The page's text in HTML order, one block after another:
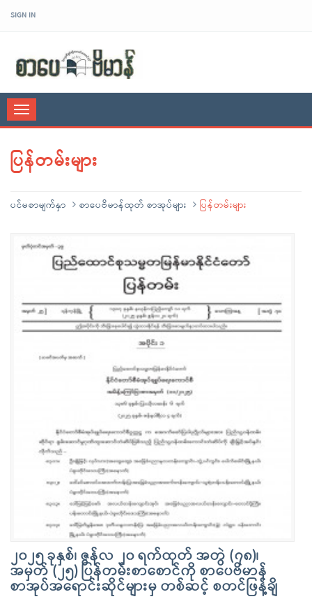
SIGN IN
Toggle
navigation
ပြန်တမ်းများ
ပင်မစာမျက်နှာ စာပေဗိမာန်ထုတ် စာအုပ်များ ပြန်တမ်းများ
၂၀၂၅ ခုနှစ်၊ ဇွန်လ ၂၀ ရက်ထုတ် အတွဲ (၇၈)၊
အမှတ် (၂၅) ပြန်တမ်းစာစောင်ကို စာပေဗိမာန်
စာအုပ်အရောင်းဆိုင်များမှ တစ်ဆင့် စတင်ဖြန့်ချိ